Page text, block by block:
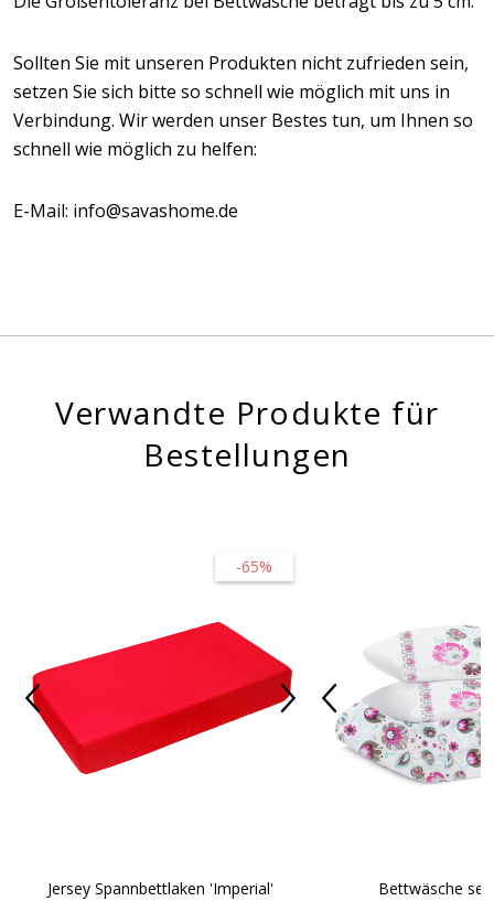
Sollten Sie mit unseren Produkten nicht zufrieden sein,
setzen Sie sich bitte so schnell wie möglich mit uns in
Verbindung. Wir werden unser Bestes tun, um Ihnen so
schnell wie möglich zu helfen:
E-Mail: info@savashome.de
Verwandte Produkte für
Bestellungen
-65%
Jersey Spannbettlaken 'Imperial' Bettwäsche set